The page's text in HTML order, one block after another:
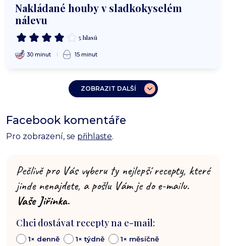
Nakládané houby v sladkokyselém
nálevu
5 hlasů
30 minut 15 minut
ZOBRAZIT DALŠÍ
Facebook komentáře
Pro zobrazení, se přihlaste.
Pečlivě pro Vás vyberu ty nejlepší recepty, které
jinde nenajdete, a pošlu Vám je do e-mailu.
Vaše Jiřinka.
Chci dostávat recepty na e-mail:
1× denně 1× týdně 1× měsíčně